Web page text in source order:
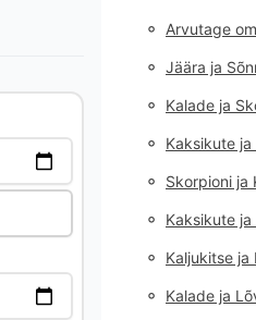
◦ Arvutage
◦ Jäära ja
◦ Kalade ja
◦ Kaksikute
◦ Skorpioni ja
◦ Kaksikute
◦ Kaljukitse
◦ Kalade ja